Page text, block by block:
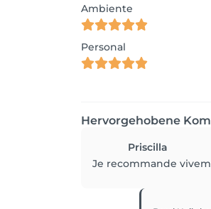
Ambiente
Personal
Hervorgehobene
Priscilla
Je recommande